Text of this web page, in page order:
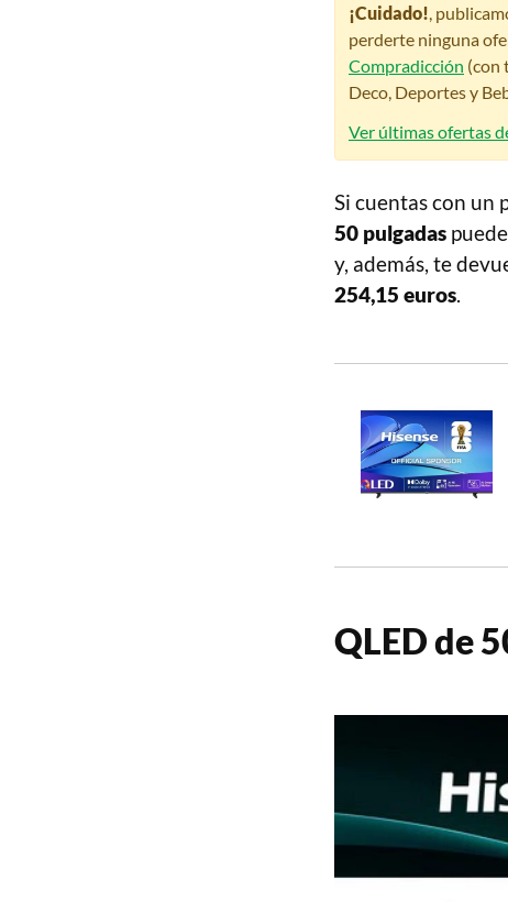
¡Cuidado! ,
perderte ninguna
Compradicción (con
Deco, Deportes y
Ver últimas ofertas
Si cuentas con un
50 pulgadas
y, además, te
254,15 euros.
QLED de